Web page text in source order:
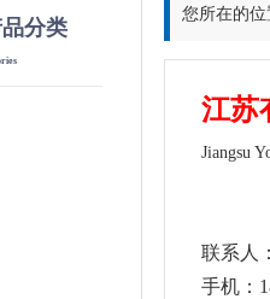
分类
您所在的位
江苏
Jiangsu
联系人
手机：